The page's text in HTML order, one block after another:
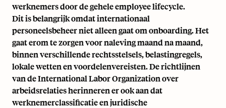
werknemers door de gehele employee lifecycle.
Dit is belangrijk omdat internationaal
personeelsbeheer niet alleen gaat om onboarding. Het
gaat erom te zorgen voor naleving maand na maand,
binnen verschillende rechtsstelsels, belastingregels,
lokale wetten en voordelenvereisten. Derichtlijnen
van de International Labor Organization over
arbeidsrelatiesherinneren er ook aan dat
werknemerclassificatie en juridische